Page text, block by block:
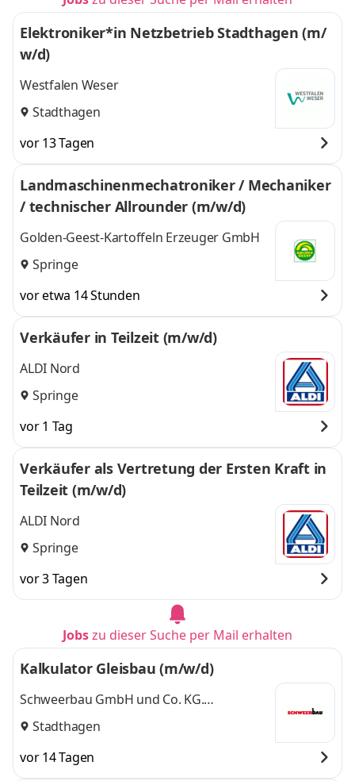
Elektroniker*in Netzbetrieb Stadthagen (m/
w/d)
Westfalen Weser
Stadthagen
vor 13 Tagen
Landmaschinenmechatroniker / Mechaniker
/ technischer Allrounder (m/w/d)
Golden-Geest-Kartoffeln Erzeuger GmbH
Springe
vor etwa 14 Stunden
Verkäufer in Teilzeit (m/w/d)
ALDI Nord
Springe
vor 1 Tag
Verkäufer als Vertretung der Ersten Kraft in
Teilzeit (m/w/d)
ALDI Nord
Springe
vor 3 Tagen
Jobszu dieser Suche per Mail erhalten
Kalkulator Gleisbau (m/w/d)
Schweerbau GmbH und Co. KG.
Bauunternehmen
Stadthagen
vor 14 Tagen